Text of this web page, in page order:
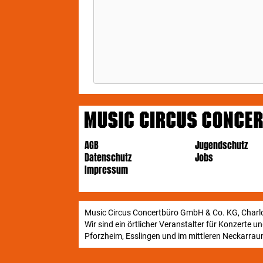
zu
in
AGB
Datenschutz
Impressum
Jugendschutz
Jobs
Music Circus Concertbüro GmbH & Co. KG,
Wir sind ein örtlicher Veranstalter für Konzerte
Pforzheim, Esslingen und im mittleren